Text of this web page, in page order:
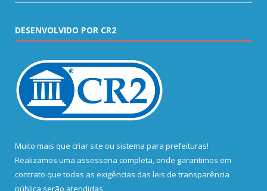
DESENVOLVIDO POR CR2
Muito mais que criar site ou sistema para prefeituras!
Realizamos uma assessoria completa, onde garantimos em
contrato que todas as exigências das leis de transparência
pública serão atendidas.